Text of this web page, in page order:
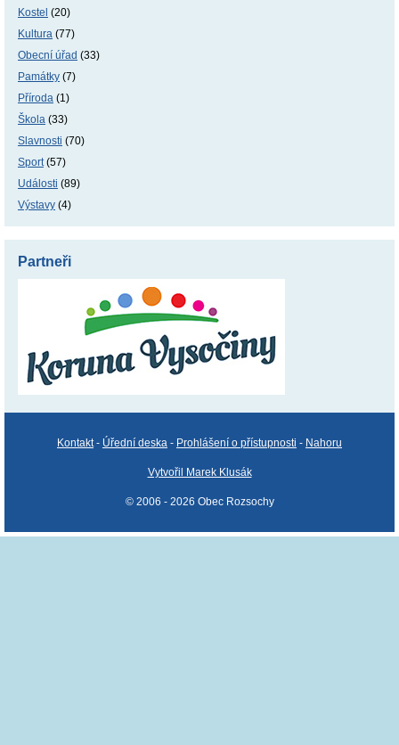
Kostel (20)
Kultura (77)
Obecní úřad (33)
Památky (7)
Příroda (1)
Škola (33)
Slavnosti (70)
Sport(57)
Události (89)
Výstavy (4)
Partneři
Kontakt- Úřední deska - Prohlášení o přístupnosti - Nahoru
Vytvořil Marek Klusák
© 2006 - 2026 Obec Rozsochy